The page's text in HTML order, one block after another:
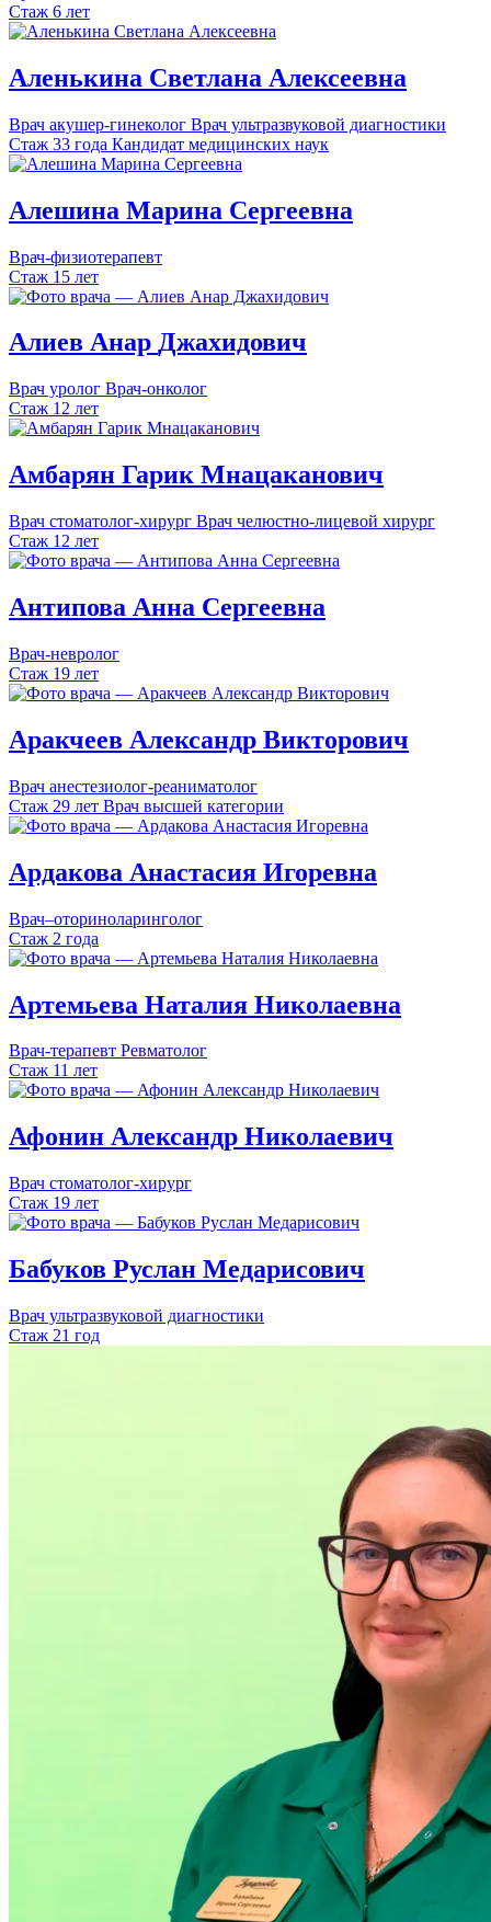
Стаж 6 лет
Аленькина Светлана Алексеевна
Врач акушер-гинеколог Врач ультразвуковой диагностики
Стаж 33 года Кандидат медицинских наук
Алешина Марина Сергеевна
Врач-физиотерапевт
Стаж 15 лет
Алиев Анар Джахидович
Врач уролог Врач-онколог
Стаж 12 лет
Амбарян Гарик Мнацаканович
Врач стоматолог-хирург Врач челюстно-лицевой хирург
Стаж 12 лет
Антипова Анна Сергеевна
Врач-невролог
Стаж 19 лет
Аракчеев Александр Викторович
Врач анестезиолог-реаниматолог
Стаж 29 лет Врач высшей категории
Ардакова Анастасия Игоревна
Врач–оториноларинголог
Стаж 2 года
Артемьева Наталия Николаевна
Врач-терапевт Ревматолог
Стаж 11 лет
Афонин Александр Николаевич
Врач стоматолог-хирург
Стаж 19 лет
Бабуков Руслан Медарисович
Врач ультразвуковой диагностики
Стаж 21 год